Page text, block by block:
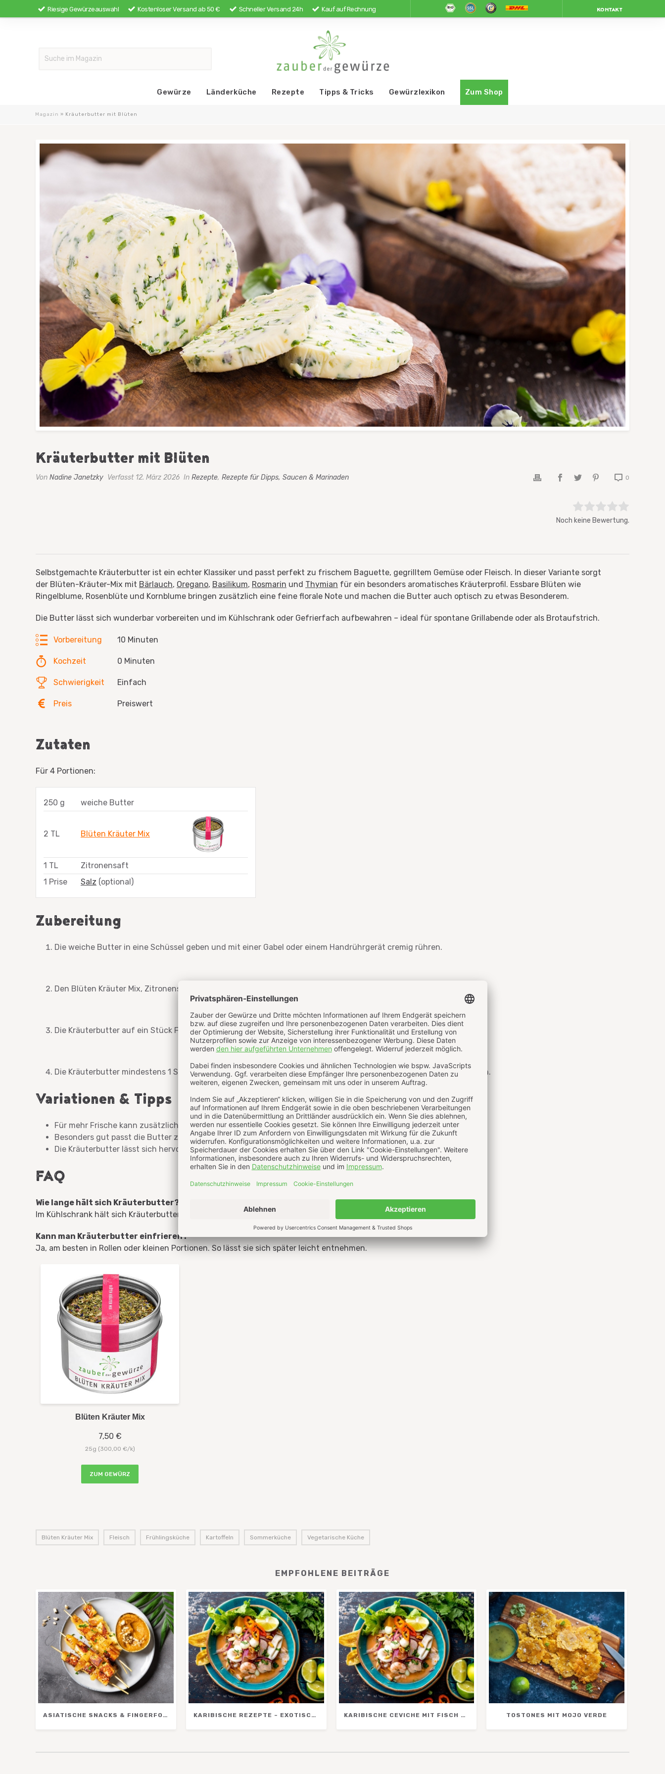
Riesige Gewürzeauswahl Kostenloser Versand ab 50 € Schneller Versand 24h Kauf auf Rechnung KONTAKT
Gewürze Länderküche Rezepte Tipps & Tricks Gewürzlexikon Zum Shop
Magazin » Kräuterbutter mit Blüten
Kräuterbutter mit Blüten
Von Nadine Janetzky Verfasst 12. März 2026 In Rezepte, Rezepte für Dipps, Saucen & Marinaden 0
Bewerten Sie diesen Artikel:
Noch keine Bewertung.
Selbstgemachte Kräuterbutter ist ein echter Klassiker und passt perfekt zu frischem Baguette, gegrilltem Gemüse oder Fleisch. In dieser Variante sorgt
der Blüten-Kräuter-Mix mit Bärlauch, Oregano, Basilikum, Rosmarin und Thymian für ein besonders aromatisches Kräuterprofil. Essbare Blüten wie
Ringelblume, Rosenblüte und Kornblume bringen zusätzlich eine feine florale Note und machen die Butter auch optisch zu etwas Besonderem.
Die Butter lässt sich wunderbar vorbereiten und im Kühlschrank oder Gefrierfach aufbewahren – ideal für spontane Grillabende oder als Brotaufstrich.
Vorbereitung 10 Minuten
Kochzeit 0 Minuten
Schwierigkeit Einfach
Preis Preiswert
Zutaten
Für 4 Portionen:
250 g weiche Butter
2 TL Blüten Kräuter Mix
1 TL
Zitronensaft
1 Prise
Salz (optional)
Zubereitung
Die weiche Butter in eine Schüssel geben und mit einer Gabel oder einem Handrührgerät cremig rühren.
Den Blüten Kräuter Mix, Zitronensaft und optional etwas Salz zur Butter geben und alles gründlich vermengen.
Die Kräuterbutter auf ein Stück Frischhaltefolie oder Backpapier geben und zu einer Rolle formen.
Die Kräuterbutter mindestens 1 Stunde im Kühlschrank fest werden lassen und anschließend in Scheiben schneiden.
Variationen & Tipps
Für mehr Frische kann zusätzlich etwasZitronenschaleuntergerührt werden.
Besonders gut passt die Butter zu Baguette, Ofenkartoffeln, Steak oder Grillgemüse.
Die Kräuterbutter lässt sich hervorragend einfrieren und bei Bedarf portionsweise verwenden.
FAQ
Wie lange hält sich Kräuterbutter?
Im Kühlschrank hält sich Kräuterbutter etwa 5–7 Tage. Tiefgekühlt ist sie mehrere Monate haltbar.
Kann man Kräuterbutter einfrieren?
Ja, am besten in Rollen oder kleinen Portionen. So lässt sie sich später leicht entnehmen.
Blüten Kräuter Mix
7,50 €
25g (300,00 €/k)
ZUM GEWÜRZ
Blüten Kräuter Mix Fleisch Frühlingsküche Kartoffeln Sommerküche Vegetarische Küche
EMPFOHLENE BEITRÄGE
ASIATISCHE SNACKS & FINGERFOOD – EINFACHE REZEPTE FÜR SOMMER, GRILLABEND & PICKNICK KARIBISCHE REZEPTE – EXOTISCHE GERICHTE FÜR URLAUBSFEELING ZU HAUSE KARIBISCHE CEVICHE MIT FISCH & MEERESFRÜCHTEN TOSTONES MIT MOJO VERDE